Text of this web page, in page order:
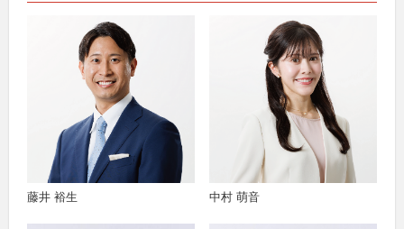
藤井 裕生 中村 萌音